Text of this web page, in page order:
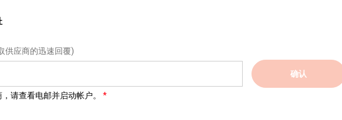
供应商的迅速回覆)
确认
请查看电邮并启动帐户。